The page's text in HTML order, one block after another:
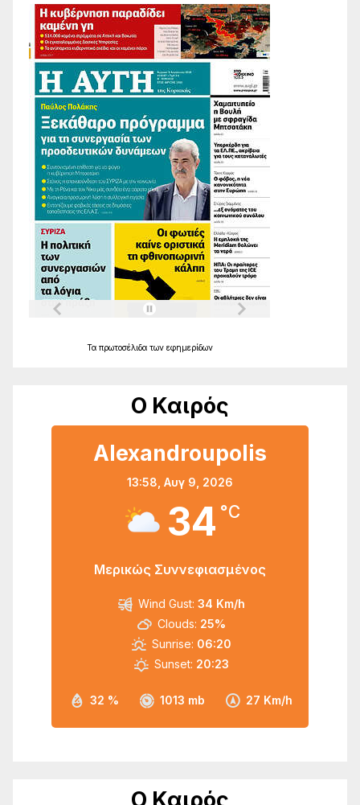
Τα πρωτοσέλιδα των εφημερίδων
Ο Καιρός
Alexandroupolis
13:58, Αυγ 9, 2026
34 °C
Μερικώς Συννεφιασμένος
32 % 1013 mb 27 Km/h
Wind Gust: 34 Km/h
Clouds: 25%
Sunrise: 06:20
Sunset: 20:23